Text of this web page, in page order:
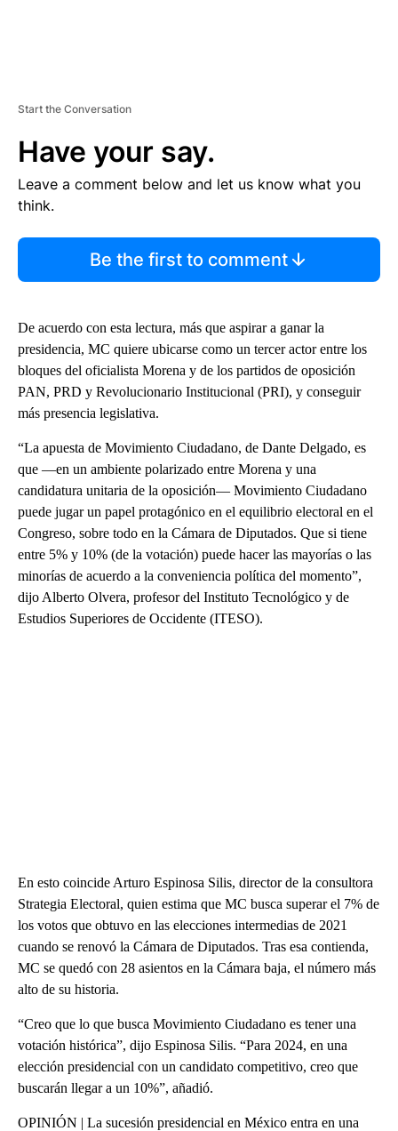
Start the Conversation
Have your say.
Leave a comment below and let us know what you
think.
Be the first to comment
De acuerdo con esta lectura, más que aspirar a ganar la
presidencia, MC quiere ubicarse como un tercer actor entre los
bloques del oficialista Morena y de los partidos de oposición
PAN, PRD y Revolucionario Institucional (PRI), y conseguir
más presencia legislativa.
“La apuesta de Movimiento Ciudadano, de Dante Delgado, es
que —en un ambiente polarizado entre Morena y una
candidatura unitaria de la oposición— Movimiento Ciudadano
puede jugar un papel protagónico en el equilibrio electoral en el
Congreso, sobre todo en la Cámara de Diputados. Que si tiene
entre 5% y 10% (de la votación) puede hacer las mayorías o las
minorías de acuerdo a la conveniencia política del momento”,
dijo Alberto Olvera, profesor del Instituto Tecnológico y de
Estudios Superiores de Occidente (ITESO).
En esto coincide Arturo Espinosa Silis, director de la consultora
Strategia Electoral, quien estima que MC busca superar el 7% de
los votos que obtuvo en las elecciones intermedias de 2021
cuando se renovó la Cámara de Diputados. Tras esa contienda,
MC se quedó con 28 asientos en la Cámara baja, el número más
alto de su historia.
“Creo que lo que busca Movimiento Ciudadano es tener una
votación histórica”, dijo Espinosa Silis. “Para 2024, en una
elección presidencial con un candidato competitivo, creo que
buscarán llegar a un 10%”, añadió.
OPINIÓN | La sucesión presidencial en México entra en una